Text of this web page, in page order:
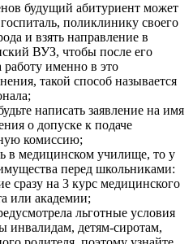
будущий абитуриент может
поликлинику своего
и взять направление в
ВУЗ, чтобы после его
работу именно в это
такой способ называется
написать заявление на имя
о допуске к подаче
комиссию;
в медицинском училище, то у
перед школьниками:
сразу на 3 курс медицинского
или академии;
льготные условия
инвалидам, детям-сиротам,